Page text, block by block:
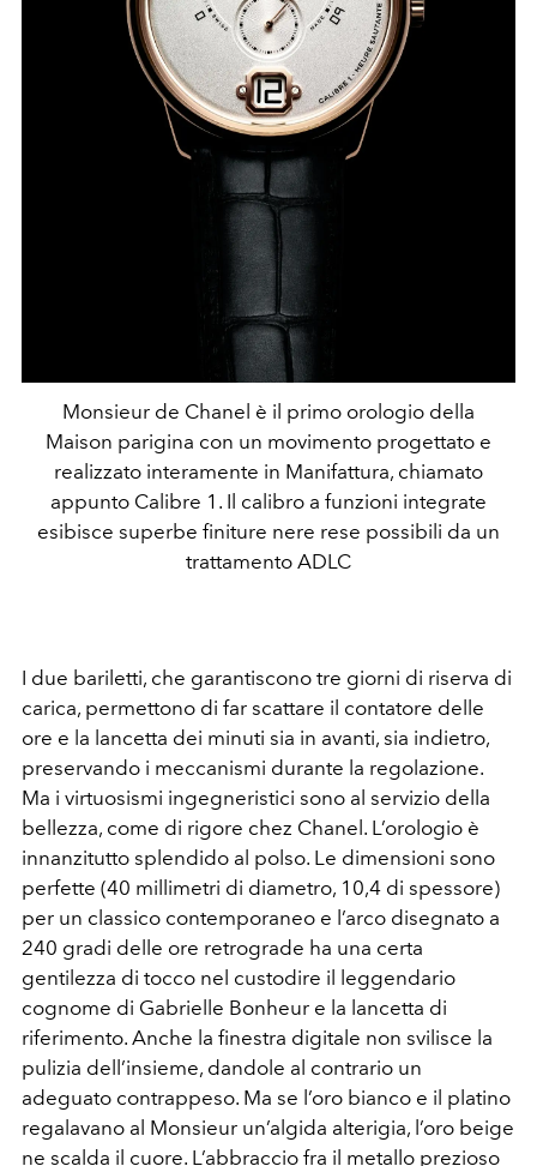
Monsieur de Chanel è il primo orologio della
Maison parigina con un movimento progettato e
realizzato interamente in Manifattura, chiamato
appunto Calibre 1. Il calibro a funzioni integrate
esibisce superbe finiture nere rese possibili da un
trattamento ADLC
I due bariletti, che garantiscono tre giorni di riserva di
carica, permettono di far scattare il contatore delle
ore e la lancetta dei minuti sia in avanti, sia indietro,
preservando i meccanismi durante la regolazione.
Ma i virtuosismi ingegneristici sono al servizio della
bellezza, come di rigore chez Chanel. L’orologio è
innanzitutto splendido al polso. Le dimensioni sono
perfette (40 millimetri di diametro, 10,4 di spessore)
per un classico contemporaneo e l’arco disegnato a
240 gradi delle ore retrograde ha una certa
gentilezza di tocco nel custodire il leggendario
cognome di Gabrielle Bonheur e la lancetta di
riferimento. Anche la finestra digitale non svilisce la
pulizia dell’insieme, dandole al contrario un
adeguato contrappeso. Ma se l’oro bianco e il platino
regalavano al Monsieur un’algida alterigia, l’oro beige
ne scalda il cuore. L’abbraccio fra il metallo prezioso